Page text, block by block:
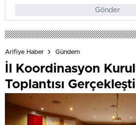
Gönder
Arifiye Haber Gündem
İl Koordinasyon
Toplantısı Gerçekleşti